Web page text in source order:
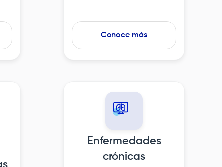
Conoce más
Enfermedades
crónicas